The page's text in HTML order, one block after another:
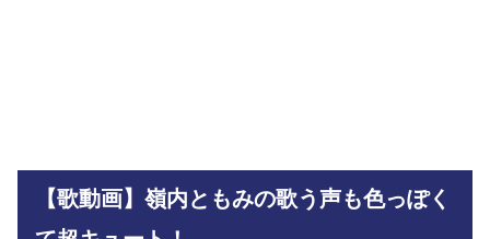
【歌動画】嶺内ともみの歌う声も色っぽく